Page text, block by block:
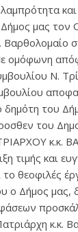
μας τον
Βαρθολομαίο
ομόφωνη
Ν.
δημότη του
του
κ.κ.
τιμής και
θεοφιλές
ο Δήμος μας,
κ.κ.